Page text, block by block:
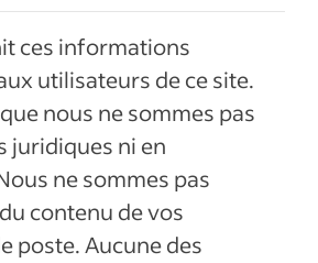
ces informations
utilisateurs de ce site.
nous ne sommes pas
juridiques ni en
ne sommes pas
contenu de vos
poste. Aucune des